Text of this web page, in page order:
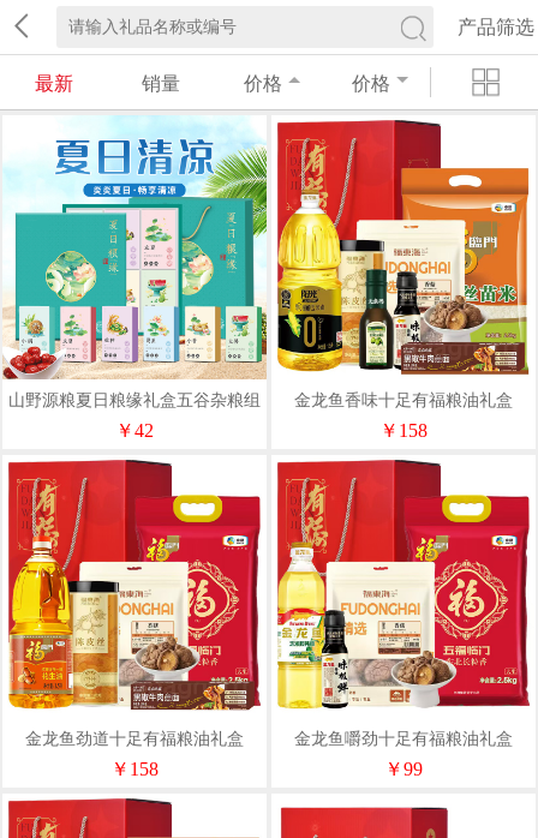
产品筛选
最新 销量 价格 价格
山野源粮夏日粮缘礼盒五谷杂粮组
合绿豆冰糖红枣清凉粥礼包
￥42
金龙鱼香味十足有福粮油礼盒
￥158
金龙鱼劲道十足有福粮油礼盒
￥158
金龙鱼嚼劲十足有福粮油礼盒
￥99